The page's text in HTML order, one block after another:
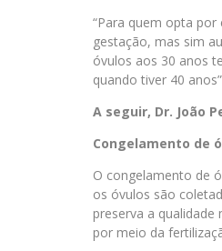
“Para quem opta
gestação, mas sim
óvulos aos 30 anos
quando tiver 40
A seguir, Dr. João
Congelamento de
O congelamento de
os óvulos são
preserva a
por meio da